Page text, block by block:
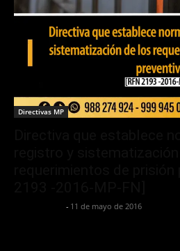
Directivas MP
- 11 de mayo de 2016